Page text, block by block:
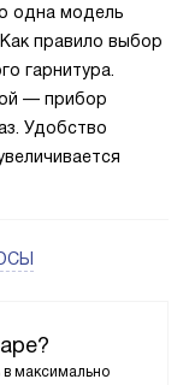
в максимально
одна модель
правило выбор
гарнитура.
— прибор
Удобство